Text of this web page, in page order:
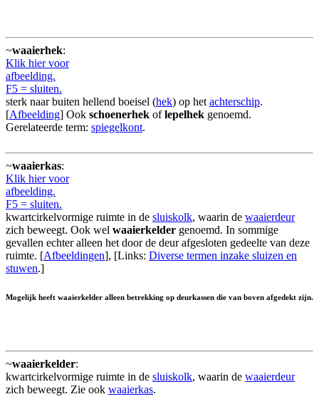
~waaierhek:
Klik hier voor
afbeelding.
F5 = sluiten.
sterk naar buiten hellend boeisel (hek) op het achterschip.
[Afbeelding] Ook schoenerhek oflepelhek genoemd.
Gerelateerde term: spiegelkont.
~waaierkas:
Klik hier voor
afbeelding.
F5 = sluiten.
kwartcirkelvormige ruimte in de sluiskolk, waarin de waaierdeur
zich beweegt. Ook wel waaierkelder genoemd. In sommige
gevallen echter alleen het door de deur afgesloten gedeelte van deze
ruimte. [Afbeeldingen], [Links: Diverse termen inzake sluizen en
stuwen.]
Mogelijk heeft waaierkelder alleen betrekking op deurkassen die van boven afgedekt zijn.
~waaierkelder:
kwartcirkelvormige ruimte in de sluiskolk, waarin de waaierdeur
zich beweegt. Zie ook waaierkas.